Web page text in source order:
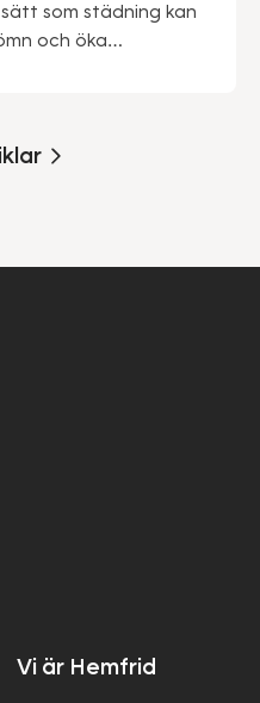
som städning kan
och öka
Vi är Hemfrid